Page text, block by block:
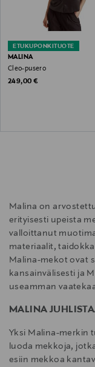
ETUKUPONKITUOTE
MALINA
Cleo-pusero
Original Price
249,00 €
Malina on
erityisesti upeista
valloittanut
materiaalit,
Malina-mekot ovat
kansainvälisesti ja
useamman
MALINA
Yksi Malina-merkin
luoda mekkoja,
esiin mekkoa